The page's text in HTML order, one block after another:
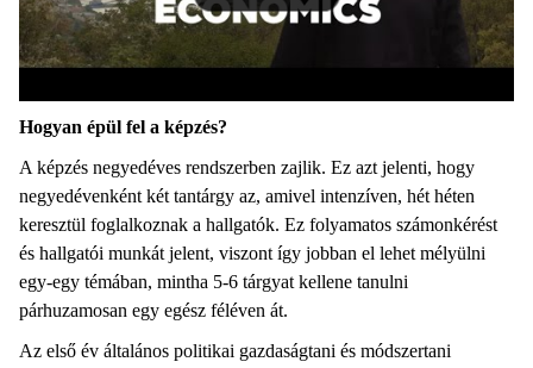
Hogyan épül fel a képzés?
A képzés negyedéves rendszerben zajlik. Ez azt jelenti, hogy
negyedévenként két tantárgy az, amivel intenzíven, hét héten
keresztül foglalkoznak a hallgatók. Ez folyamatos számonkérést
és hallgatói munkát jelent, viszont így jobban el lehet mélyülni
egy-egy témában, mintha 5-6 tárgyat kellene tanulni
párhuzamosan egy egész féléven át.
Az első év általános politikai gazdaságtani és módszertani